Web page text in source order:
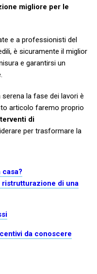
migliore per le
e a professionisti del
è sicuramente il miglior
e garantirsi un
la fase dei lavori è
articolo faremo proprio
di
per trasformare la
ristrutturazione di una
da conoscere